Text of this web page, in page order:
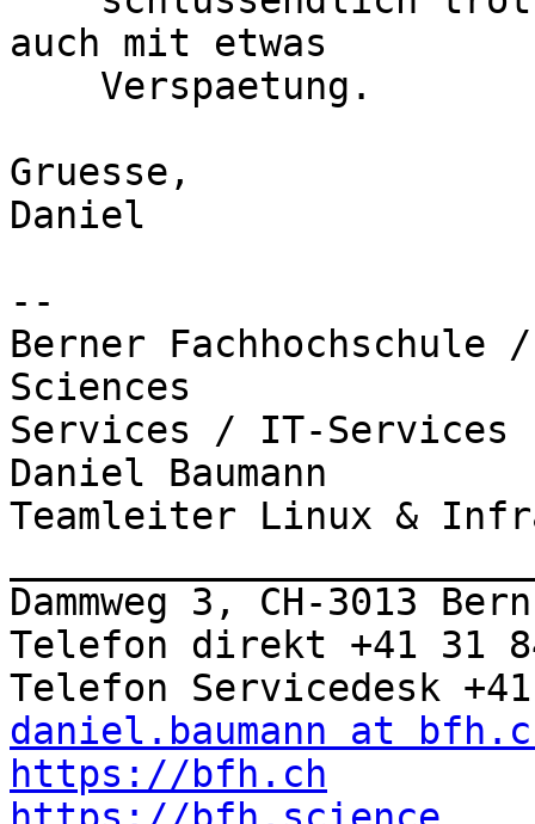
auch mit etwas
Gruesse,
Daniel
--
Berner
Sciences
Services / IT-Services
Daniel Baumann
Teamleiter Linux &
Dammweg 3, CH-3013 Bern
Telefon direkt +41 31
daniel.baumann at
https://bfh.ch